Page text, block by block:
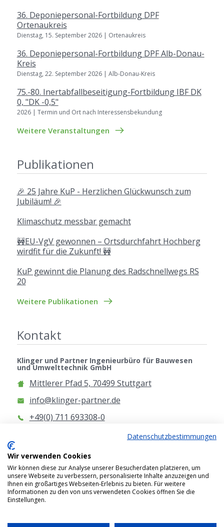
36. Deponiepersonal-Fortbildung DPF
Ortenaukreis
Dienstag, 15. September 2026 | Ortenaukreis
36. Deponiepersonal-Fortbildung DPF Alb-Donau-
Kreis
Dienstag, 22. September 2026 | Alb-Donau-Kreis
75.-80. Inertabfallbeseitigung-Fortbildung IBF DK
0, "DK -0,5"
2026 | Termin und Ort nach Interessensbekundung
Weitere Veranstaltungen
Publikationen
🎉 25 Jahre KuP - Herzlichen Glückwunsch zum
Jubiläum! 🎉
Klimaschutz messbar gemacht
🚧EU-VgV gewonnen – Ortsdurchfahrt Hochberg
wirdfit für die Zukunft! 🚧
KuP gewinnt die Planung des Radschnellwegs RS
20
Weitere Publikationen
Kontakt
Klinger und Partner Ingenieurbüro für Bauwesen
und Umwelttechnik GmbH
Mittlerer Pfad 5, 70499 Stuttgart
info@klinger-partner.de
+49(0) 711 693308-0
Anfahrt
Datenschutzbestimmungen
Wir verwenden Cookies
Wir können diese zur Analyse unserer Besucherdaten platzieren, um
unsere Webseite zu verbessern, personalisierte Inhalte anzuzeigen und
Ihnen ein großartiges Webseiten-Erlebnis zu bieten. Für weitere
Informationen zu den von uns verwendeten Cookies öffnen Sie die
Einstellungen.